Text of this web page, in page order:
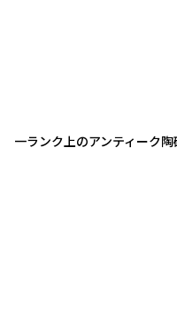
一ランク上のアンティーク